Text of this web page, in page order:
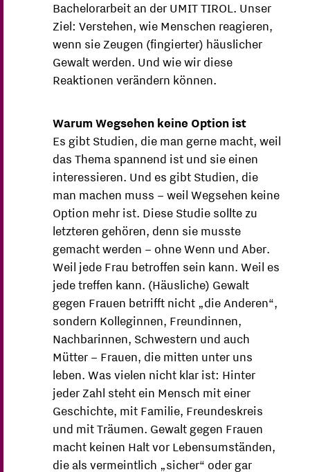
Bachelorarbeit an der UMIT TIROL. Unser
Ziel: Verstehen, wie Menschen reagieren,
wenn sie Zeugen (fingierter) häuslicher
Gewalt werden. Und wie wir diese
Reaktionen verändern können.
Warum Wegsehen keine Option ist
Es gibt Studien, die man gerne macht, weil
das Thema spannend ist und sie einen
interessieren. Und es gibt Studien, die
man machen muss – weil Wegsehen keine
Option mehr ist. Diese Studie sollte zu
letzteren gehören, denn sie musste
gemacht werden – ohne Wenn und Aber.
Weil jede Frau betroffen sein kann. Weil es
jede treffen kann. (Häusliche) Gewalt
gegen Frauen betrifft nicht „die Anderen“,
sondern Kolleginnen, Freundinnen,
Nachbarinnen, Schwestern und auch
Mütter – Frauen, die mitten unter uns
leben. Was vielen nicht klar ist: Hinter
jeder Zahl steht ein Mensch mit einer
Geschichte, mit Familie, Freundeskreis
und mit Träumen. Gewalt gegen Frauen
macht keinen Halt vor Lebensumständen,
die als vermeintlich „sicher“ oder gar